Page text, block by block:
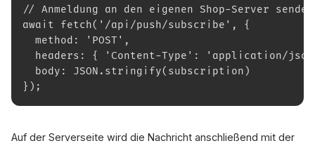
// Anmeldung an den eigenen Shop-Server senden
await fetch('/api/push/subscribe', {
method: 'POST',
headers: { 'Content-Type': 'application/
body: JSON.stringify(subscription)
});
Auf der Serverseite wird die Nachricht anschließend mit der